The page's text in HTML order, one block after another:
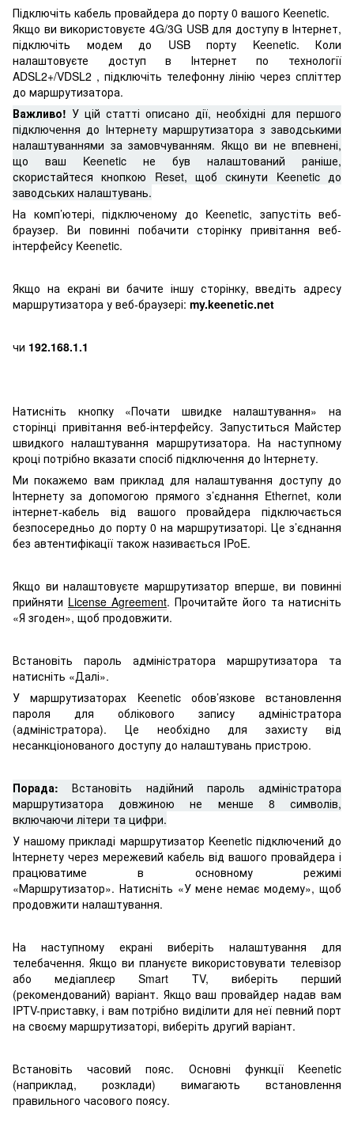
Підключіть кабель провайдера до порту 0 вашого Keenetic.
Якщо ви використовуєте 4G/3G USB для доступу в Інтернет,
підключіть модем до USB порту Keenetic. Коли
налаштовуєте доступ в Інтернет по технології
ADSL2+/VDSL2 , підключіть телефонну лінію через спліттер
до маршрутизатора.
Важливо! У цій статті описано дії, необхідні для першого
підключення до Інтернету маршрутизатора з заводськими
налаштуваннями за замовчуванням. Якщо ви не впевнені,
що ваш Keenetic не був налаштований раніше,
скористайтеся кнопкою Reset, щоб скинути Keenetic до
заводських налаштувань.
На комп’ютері, підключеному до Keenetic, запустіть веб-
браузер. Ви повинні побачити сторінку привітання веб-
інтерфейсу Keenetic.
Якщо на екрані ви бачите іншу сторінку, введіть адресу
маршрутизатора у веб-браузері: my.keenetic.net
чи 192.168.1.1
Натисніть кнопку «Почати швидке налаштування» на
сторінці привітання веб-інтерфейсу. Запуститься Майстер
швидкого налаштування маршрутизатора. На наступному
кроці потрібно вказати спосіб підключення до Інтернету.
Ми покажемо вам приклад для налаштування доступу до
Інтернету за допомогою прямого з’єднання Ethernet, коли
інтернет-кабель від вашого провайдера підключається
безпосередньо до порту 0 на маршрутизаторі. Це з’єднання
без автентифікації також називається IPoE.
Якщо ви налаштовуєте маршрутизатор вперше, ви повинні
прийняти License Agreement. Прочитайте його та натисніть
«Я згоден», щоб продовжити.
Встановіть пароль адміністратора маршрутизатора та
натисніть «Далі».
У маршрутизаторах Keenetic обов’язкове встановлення
пароля для облікового запису адміністратора
(адміністратора). Це необхідно для захисту від
несанкціонованого доступу до налаштувань пристрою.
Порада: Встановіть надійний пароль адміністратора
маршрутизатора довжиною не менше 8 символів,
включаючи літери та цифри.
У нашому прикладі маршрутизатор Keenetic підключений до
Інтернету через мережевий кабель від вашого провайдера і
працюватиме в основному режимі
«Маршрутизатор». Натисніть «У мене немає модему», щоб
продовжити налаштування.
На наступному екрані виберіть налаштування для
телебачення. Якщо ви плануєте використовувати телевізор
або медіаплеєр Smart TV, виберіть перший
(рекомендований) варіант. Якщо ваш провайдер надав вам
IPTV-приставку, і вам потрібно виділити для неї певний порт
на своєму маршрутизаторі, виберіть другий варіант.
Встановіть часовий пояс. Основні функції Keenetic
(наприклад, розклади) вимагають встановлення
правильного часового поясу.